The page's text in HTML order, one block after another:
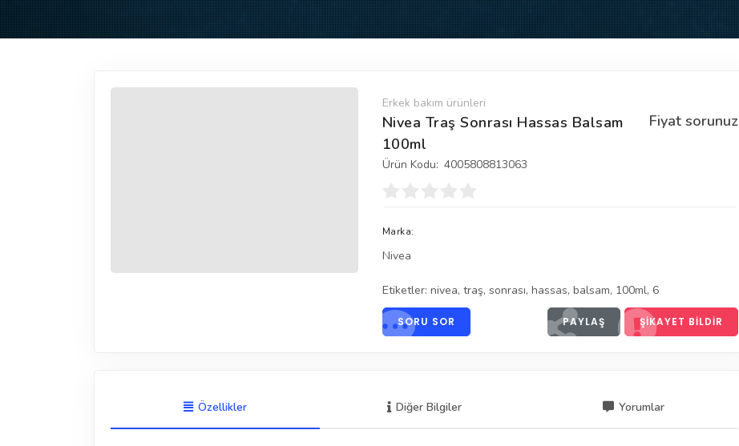
Erkek bakım ürünleri
Fiyat sorunuz
Nivea Traş Sonrası Hassas Balsam
100ml
Ürün Kodu: 4005808813063
Marka:
Nivea
Etiketler: nivea, traş, sonrası, hassas, balsam, 100ml, 6
SORU SOR PAYLAŞ ŞIKAYET BILDIR
Özellikler Diğer Bilgiler Yorumlar